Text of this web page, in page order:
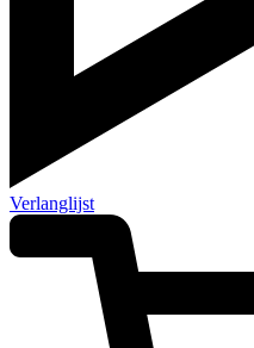
Verlanglijst